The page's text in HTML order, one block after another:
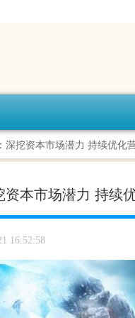
深挖资本市场潜力 持续优化
本市场潜力 持续
16:52:58